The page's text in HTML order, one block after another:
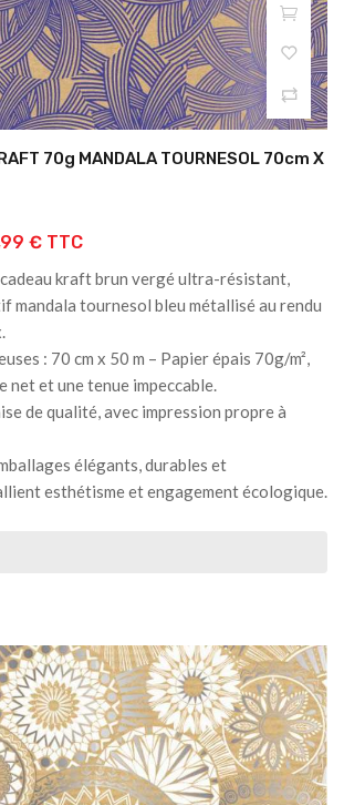
70g MANDALA TOURNESOL 70cm X
€ TTC
kraft brun vergé ultra-résistant,
mandala tournesol bleu métallisé au rendu
: 70 cm x 50 m – Papier épais 70g/m²,
net et une tenue impeccable.
de qualité, avec impression propre à
élégants, durables et
esthétisme et engagement écologique.